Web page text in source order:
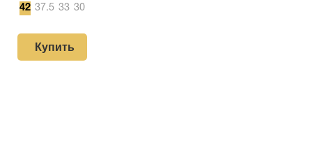
42 37.5 33 30
Купить